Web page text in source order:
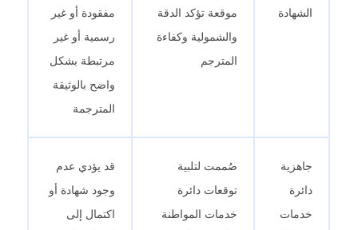
الشهادة
موقعة تؤكد الدقة
والشمولية وكفاءة
المترجم
مفقودة أو غير
رسمية أو غير
مرتبطة بشكل
واضح بالوثيقة
المترجمة
جاهزية
دائرة
خدمات
صُممت لتلبية
توقعات دائرة
خدمات المواطنة
قد يؤدي عدم
وجود شهادة أو
اكتمال إلى